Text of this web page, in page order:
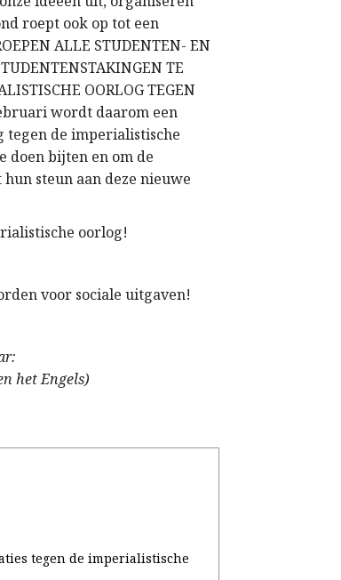
roept ook op tot een
ALLE STUDENTEN- EN
TE
OORLOG TEGEN
wordt daarom een
tegen de imperialistische
doen bijten en om de
steun aan deze nieuwe
oorlog!
voor sociale uitgaven!
het Engels)
tegen de imperialistische